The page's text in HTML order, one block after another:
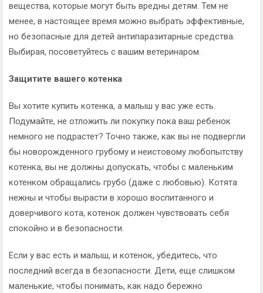
вещества, которые могут быть вредны детям. Тем не
менее, в настоящее время можно выбрать эффективные,
но безопасные для детей антипаразитарные средства.
Выбирая, посоветуйтесь с вашим ветеринаром.
Защитите вашего котенка
Вы хотите купить котенка, а малыш у вас уже есть.
Подумайте, не отложить ли покупку пока ваш ребенок
немного не подрастет? Точно также, как вы не подвергли
бы новорожденного грубому и неистовому любопытству
котенка, вы не должны допускать, чтобы с маленьким
котенком обращались грубо (даже с любовью). Котята
нежны и чтобы вырасти в хорошо воспитанного и
доверчивого кота, котенок должен чувствовать себя
спокойно и в безопасности.
Если у вас есть и малыш, и котенок, убедитесь, что
последний всегда в безопасности. Дети, еще слишком
маленькие, чтобы понимать, как надо бережно